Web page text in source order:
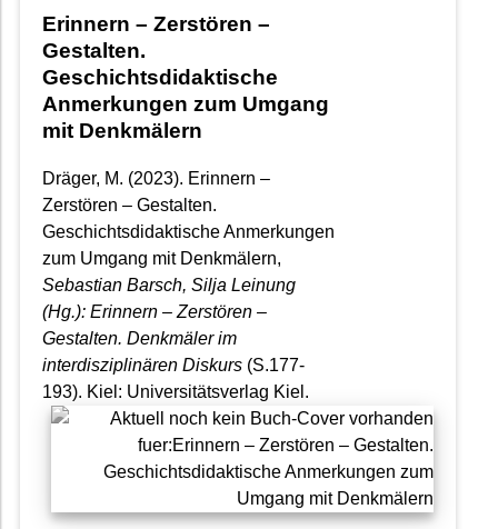
Erinnern – Zerstören –
Gestalten.
Geschichtsdidaktische
Anmerkungen zum Umgang
mit Denkmälern
Dräger, M. (2023). Erinnern –
Zerstören – Gestalten.
Geschichtsdidaktische Anmerkungen
zum Umgang mit Denkmälern,
Sebastian Barsch, Silja Leinung
(Hg.): Erinnern – Zerstören –
Gestalten. Denkmäler im
interdisziplinären Diskurs (S.177-
193). Kiel: Universitätsverlag Kiel.